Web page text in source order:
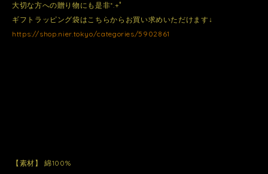
大切な方への贈り物にも是非*.+ﾟ
ギフトラッピング袋はこちらからお買い求めいただけます↓
https://shop.nier.tokyo/categories/5902861
【素材】 綿100%